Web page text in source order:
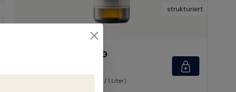
strukturiert
€ 24,50
(€ 27,76 / 1 Liter)